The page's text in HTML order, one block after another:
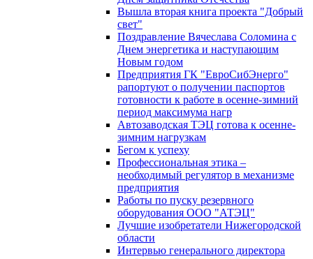
Вышла вторая книга проекта "Добрый
свет"
Поздравление Вячеслава Соломина с
Днем энергетика и наступающим
Новым годом
Предприятия ГК "ЕвроСибЭнерго"
рапортуют о получении паспортов
готовности к работе в осенне-зимний
период максимума нагр
Автозаводская ТЭЦ готова к осенне-
зимним нагрузкам
Бегом к успеху
Профессиональная этика –
необходимый регулятор в механизме
предприятия
Работы по пуску резервного
оборудования ООО "АТЭЦ"
Лучшие изобретатели Нижегородской
области
Интервью генерального директора